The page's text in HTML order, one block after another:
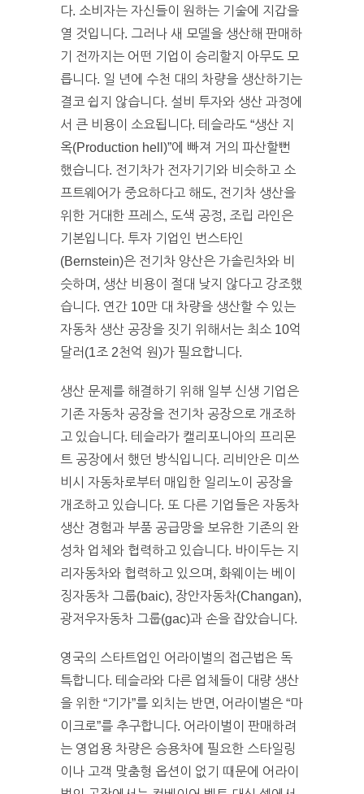
다. 소비자는 자신들이 원하는 기술에 지갑을
열 것입니다. 그러나 새 모델을 생산해 판매하
기 전까지는 어떤 기업이 승리할지 아무도 모
릅니다. 일 년에 수천 대의 차량을 생산하기는
결코 쉽지 않습니다. 설비 투자와 생산 과정에
서 큰 비용이 소요됩니다. 테슬라도 “생산 지
옥(Production hell)”에 빠져 거의 파산할뻔
했습니다. 전기차가 전자기기와 비슷하고 소
프트웨어가 중요하다고 해도, 전기차 생산을
위한 거대한 프레스, 도색 공정, 조립 라인은
기본입니다. 투자 기업인 번스타인
(Bernstein)은 전기차 양산은 가솔린차와 비
슷하며, 생산 비용이 절대 낮지 않다고 강조했
습니다. 연간 10만 대 차량을 생산할 수 있는
자동차 생산 공장을 짓기 위해서는 최소 10억
달러(1조 2천억 원)가 필요합니다.
생산 문제를 해결하기 위해 일부 신생 기업은
기존 자동차 공장을 전기차 공장으로 개조하
고 있습니다. 테슬라가 캘리포니아의 프리몬
트 공장에서 했던 방식입니다. 리비안은 미쓰
비시 자동차로부터 매입한 일리노이 공장을
개조하고 있습니다. 또 다른 기업들은 자동차
생산 경험과 부품 공급망을 보유한 기존의 완
성차 업체와 협력하고 있습니다. 바이두는 지
리자동차와 협력하고 있으며, 화웨이는 베이
징자동차 그룹(baic), 장안자동차(Changan),
광저우자동차 그룹(gac)과 손을 잡았습니다.
영국의 스타트업인 어라이벌의 접근법은 독
특합니다. 테슬라와 다른 업체들이 대량 생산
을 위한 “기가”를 외치는 반면, 어라이벌은 “마
이크로”를 추구합니다. 어라이벌이 판매하려
는 영업용 차량은 승용차에 필요한 스타일링
이나 고객 맞춤형 옵션이 없기 때문에 어라이